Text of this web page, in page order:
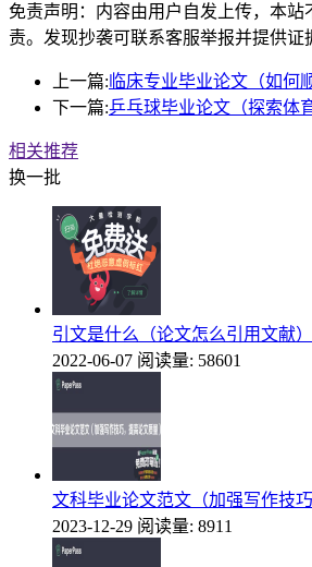
免责声明：内容由用户自发上传，本站
责。发现抄袭可联系客服举报并提供证
上一篇: 临床专业毕业论文（如何
下一篇:乒乓球毕业论文（探索体
相关推荐
换一批
引文是什么（论文怎么引用文献）
2022-06-07 阅读量: 58601
文科毕业论文范文（加强写作技
2023-12-29 阅读量: 8911